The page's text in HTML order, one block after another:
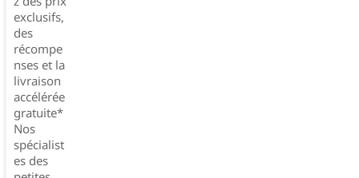
exclusifs,
des
récompe
nses et la
livraison
accélérée
gratuite*
Nos
spécialist
es des